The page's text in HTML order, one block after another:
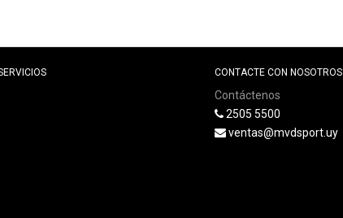
CONTACTE CON NOSOTROS
Contáctenos
2505 5500
ventas@mvdsport.uy